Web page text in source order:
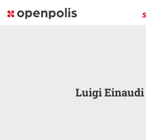
Luigi Einaudi